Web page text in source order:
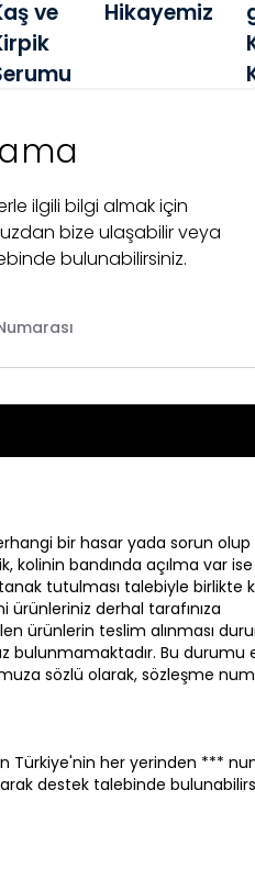
ve
Hikayemiz
ilgili bilgi almak için
bize ulaşabilir veya
bulunabilirsiniz.
bir hasar yada sorun olup
kolinin bandında açılma var ise
tutulması talebiyle birlikte
derhal tarafınıza
ürünlerin teslim alınması
Bu durumu
sözlü olarak, sözleşme
Türkiye'nin her yerinden ***
destek talebinde